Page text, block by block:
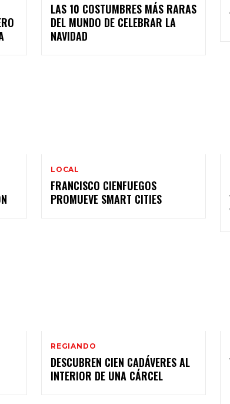
LAS 10 COSTUMBRES MÁS RARAS
DEL MUNDO DE CELEBRAR LA
NAVIDAD
LOCAL
FRANCISCO CIENFUEGOS
PROMUEVE SMART CITIES
REGIANDO
DESCUBREN CIEN CADÁVERES AL
INTERIOR DE UNA CÁRCEL